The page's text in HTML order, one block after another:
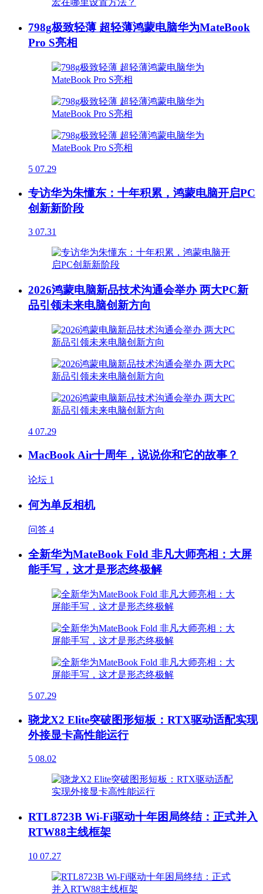
798g极致轻薄 超轻薄鸿蒙电脑华为MateBook
Pro S亮相
5 07.29
专访华为朱懂东：十年积累，鸿蒙电脑开启PC
创新新阶段
3 07.31
2026鸿蒙电脑新品技术沟通会举办 两大PC新
品引领未来电脑创新方向
4 07.29
MacBook Air十周年，说说你和它的故事？
论坛 1
何为单反相机
问答 4
全新华为MateBook Fold 非凡大师亮相：大屏
能手写，这才是形态终极解
5 07.29
骁龙X2 Elite突破图形短板：RTX驱动适配实现
外接显卡高性能运行
5 08.02
RTL8723B Wi-Fi驱动十年困局终结：正式并入
RTW88主线框架
10 07.27